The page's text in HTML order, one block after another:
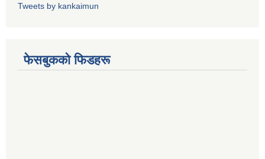
Tweets by kankaimun
फेसबुकको फिडहरू